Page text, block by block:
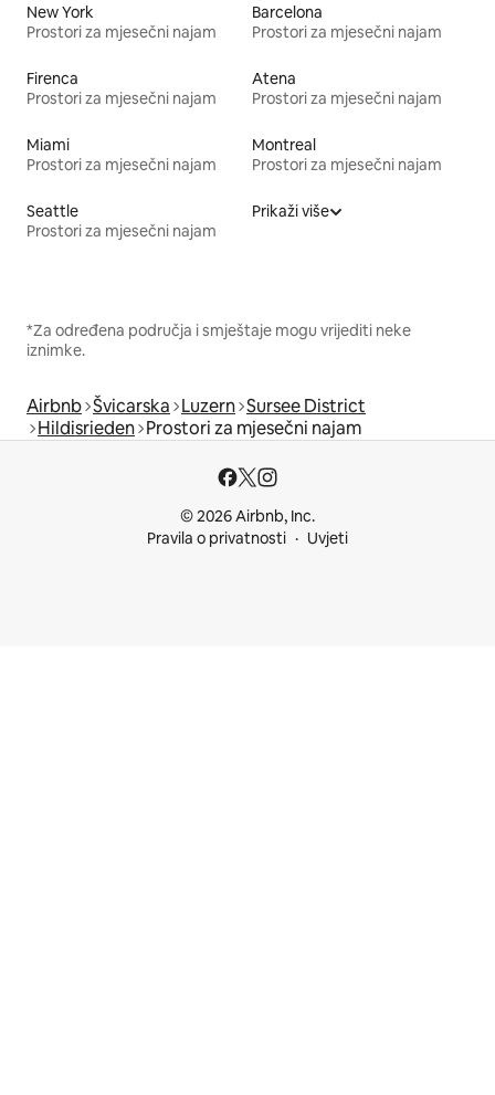
New York
Prostori za mjesečni najam
Barcelona
Prostori za mjesečni najam
Firenca
Prostori za mjesečni najam
Atena
Prostori za mjesečni najam
Miami
Prostori za mjesečni najam
Montreal
Prostori za mjesečni najam
Seattle
Prostori za mjesečni najam
Prikaži više
*Za određena područja i smještaje mogu vrijediti neke
iznimke.
Airbnb Švicarska Luzern Sursee District
Hildisrieden Prostori za mjesečni najam
© 2026 Airbnb, Inc.
Pravila o privatnosti
Uvjeti